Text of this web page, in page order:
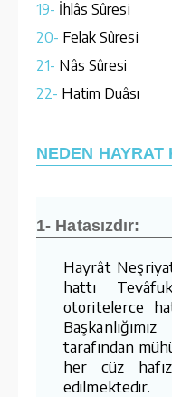
19- İhlâs Sûresi
20- Felak Sûresi
21- Nâs Sûresi
22- Hatim Duâsı
NEDEN
1- Hatasızdır:
Hayrât
hattı
otoritelerce
tarafından
her cüz
edilmektedir.